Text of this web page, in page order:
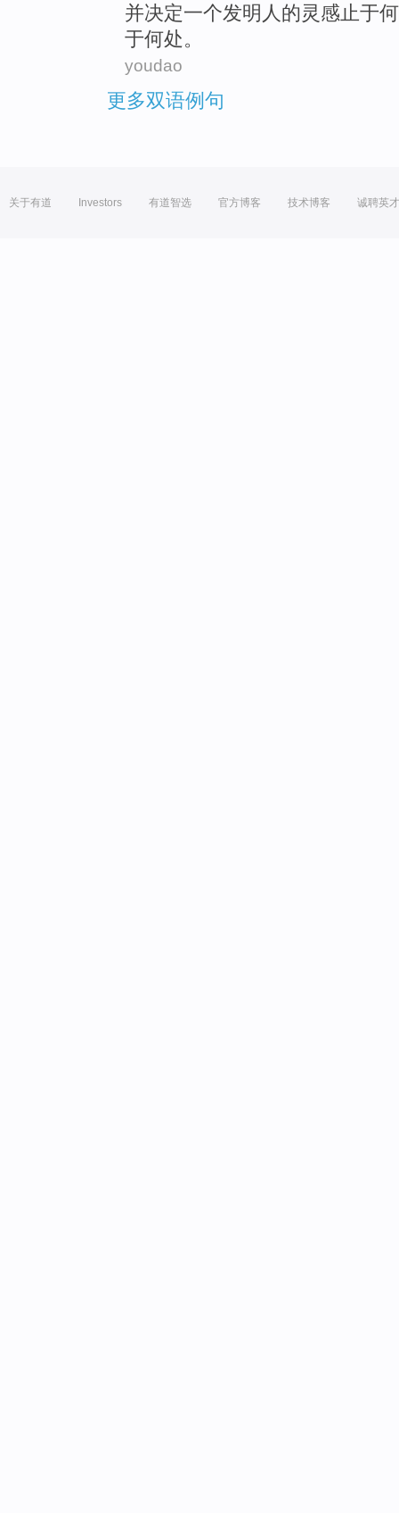
并决定一个发明人 的灵感 止于
于何处。
youdao
更多双语例句
关于有道 Investors 有道智选 官方博客 技术博客 诚聘英才